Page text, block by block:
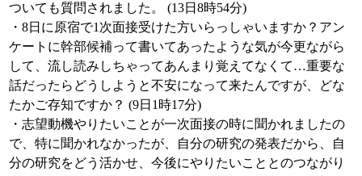
ついても質問されました。 (13日8時54分)
・8日に原宿で1次面接受けた方いらっしゃいますか？アン
ケートに幹部候補って書いてあったような気が今更ながら
して、流し読みしちゃってあんまり覚えてなくて…重要な
話だったらどうしようと不安になって来たんですが、どな
たかご存知ですか？ (9日1時17分)
・志望動機やりたいことが一次面接の時に聞かれましたの
で、特に聞かれなかったが、自分の研究の発表だから、自
分の研究をどう活かせ、今後にやりたいこととのつながり